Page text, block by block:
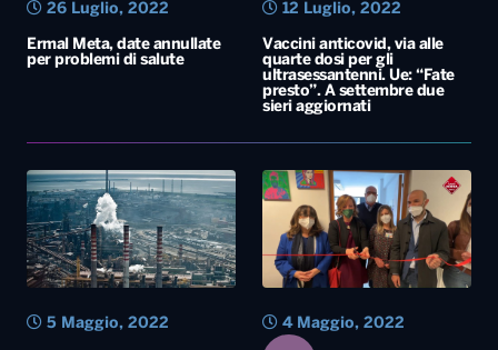
Ermal Meta, date annullate
per problemi di salute
26 Luglio, 2022
Vaccini anticovid, via alle
quarte dosi per gli
ultrasessantenni. Ue: “Fate
presto”. A settembre due
sieri aggiornati
12 Luglio, 2022
5 Maggio, 2022 4 Maggio, 2022